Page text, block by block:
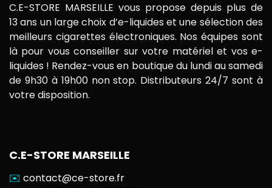
C.E-STORE MARSEILLE vous propose depuis plus de
13 ans un large choix d’e-liquides et une sélection des
meilleurs cigarettes électroniques. Nos équipes sont
là pour vous conseiller sur votre matériel et vos e-
liquides ! Rendez-vous en boutique du lundi au samedi
de 9h30 à 19h00 non stop. Distributeurs 24/7 sont à
votre disposition.
C.E-STORE MARSEILLE
✉️ contact@ce-store.fr